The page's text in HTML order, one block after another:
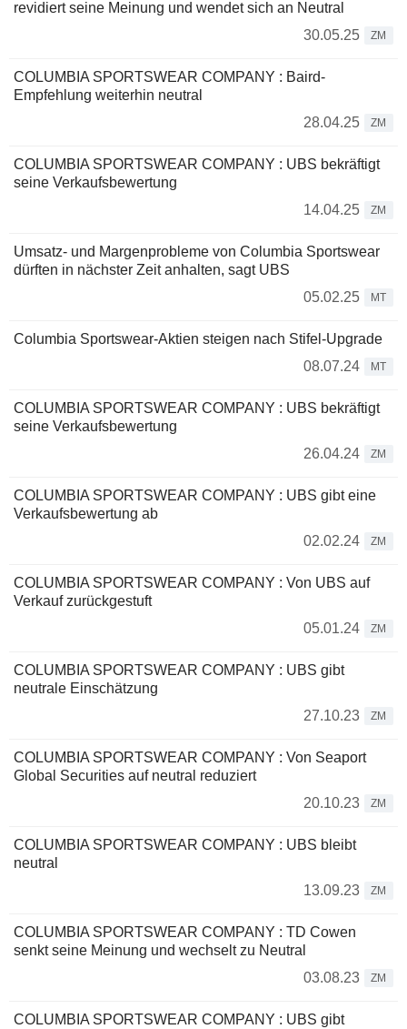
revidiert seine Meinung und wendet sich an Neutral
30.05.25
ZM
COLUMBIA SPORTSWEAR COMPANY : Baird-
Empfehlung weiterhin neutral
28.04.25
ZM
COLUMBIA SPORTSWEAR COMPANY : UBS bekräftigt
seine Verkaufsbewertung
14.04.25
ZM
Umsatz- und Margenprobleme von Columbia Sportswear
dürften in nächster Zeit anhalten, sagt UBS
05.02.25
MT
Columbia Sportswear-Aktien steigen nach Stifel-Upgrade
08.07.24
MT
COLUMBIA SPORTSWEAR COMPANY : UBS bekräftigt
seine Verkaufsbewertung
26.04.24
ZM
COLUMBIA SPORTSWEAR COMPANY : UBS gibt eine
Verkaufsbewertung ab
02.02.24
ZM
COLUMBIA SPORTSWEAR COMPANY : Von UBS auf
Verkauf zurückgestuft
05.01.24
ZM
COLUMBIA SPORTSWEAR COMPANY : UBS gibt
neutrale Einschätzung
27.10.23
ZM
COLUMBIA SPORTSWEAR COMPANY : Von Seaport
Global Securities auf neutral reduziert
20.10.23
ZM
COLUMBIA SPORTSWEAR COMPANY : UBS bleibt
neutral
13.09.23
ZM
COLUMBIA SPORTSWEAR COMPANY : TD Cowen
senkt seine Meinung und wechselt zu Neutral
03.08.23
ZM
COLUMBIA SPORTSWEAR COMPANY : UBS gibt